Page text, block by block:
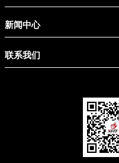
新闻中心
联系我们